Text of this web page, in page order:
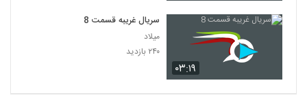
۰۳:۱۹
سریال غریبه قسمت 8
میلاد
۲۴۰ بازدید